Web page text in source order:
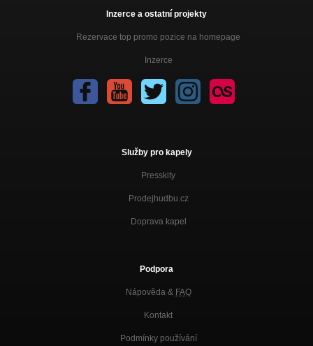
Inzerce a ostatní projekty
Rezervace top promo pozice na homepage
Inzerce
Služby pro kapely
Presskity
Prodejhudbu.cz
Doprava kapel
Podpora
Nápověda & FAQ
Kontakt
Podmínky používání